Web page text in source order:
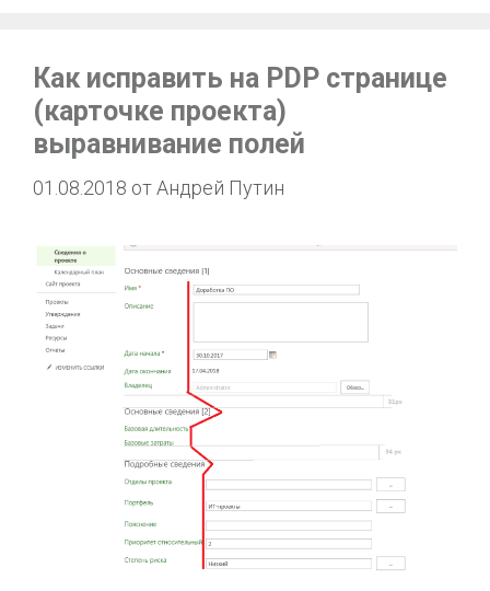
Как исправить на PDP странице
(карточке проекта)
выравнивание полей
01.08.2018 отАндрей Путин